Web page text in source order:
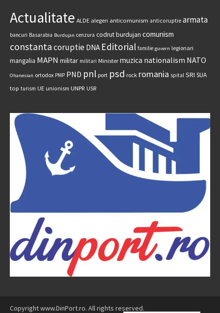
Actualitate ALDE alegeri anticomunism anticoruptie armata
bancuri Basarabia Burdujan cenzura codrut burdujan comunism
constantacoruptie DNA Editorial familie guvern legionari
mangalia MAPN militar militari Minister muzica nationalism NATO
Ohanesian ortodox PMP PND pnl port psd rock romania spital SRI SUA
top turism UE unionism UNPR USR
Copyright www.DinPort.ro. All rights reserved.